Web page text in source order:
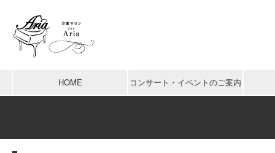
HOME コンサート・イベントのご案内